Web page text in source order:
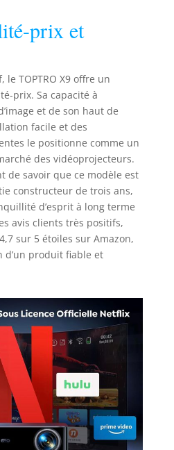
d'une image
géant de 300''! 💖
Ce vidéoprojecteur
sans fil vos vidéos
vers l'écran
WiFi6
de nuits cinéma et
entre amis ou
Bluetooth 5.2 double
non seulement des
écouteurs, mais
votre projecteur
enceinte
! Appuyez
le bouton musique
vos playlists
pour créer
de vos soirées,
ou écouter de la
avant de dormir 💖
& Large
Le vidéoprojecteur 4K
d'installation
un plafond,
trépied et un support
trous de vis M5 en bas,
poussière du
prix et
TOPTRO X9 offre un
prix. Sa capacité à
et de son haut de
facile et des
le positionne comme un
des vidéoprojecteurs.
de savoir que ce modèle est
constructeur de trois ans,
d’esprit à long terme
avis clients très positifs,
sur 5 étoiles sur Amazon,
d’un produit fiable et